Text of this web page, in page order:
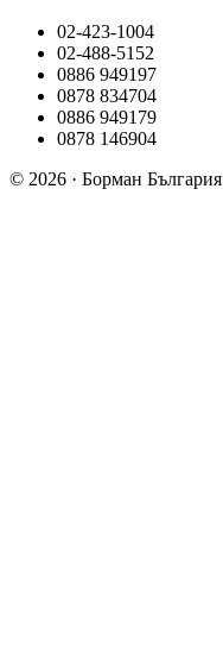
02-423-1004
02-488-5152
0886 949197
0878 834704
0886 949179
0878 146904
© 2026 · Борман България